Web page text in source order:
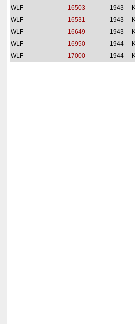
WLF
16503 1943
WLF
16531 1943
WLF
16649 1943
WLF
16950 1944
WLF
17000 1944